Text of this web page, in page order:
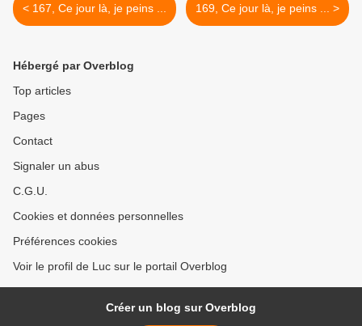
< 167, Ce jour là, je peins ... 169, Ce jour là, je peins ... >
Hébergé par Overblog
Top articles
Pages
Contact
Signaler un abus
C.G.U.
Cookies et données personnelles
Préférences cookies
Voir le profil de Luc sur le portail Overblog
Créer un blog sur Overblog